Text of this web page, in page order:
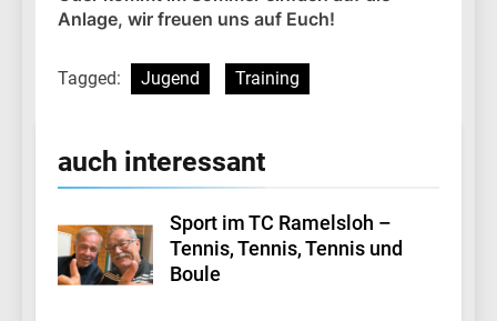
Anlage, wir freuen uns auf Euch!
Tagged: Jugend Training
auch interessant
Sport im TC Ramelsloh –
Tennis, Tennis, Tennis und
Boule